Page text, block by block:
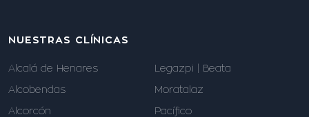
NUESTRAS CLÍNICAS
Alcalá de Henares
Alcobendas
Alcorcón
Legazpi | Beata
Moratalaz
Pacífico